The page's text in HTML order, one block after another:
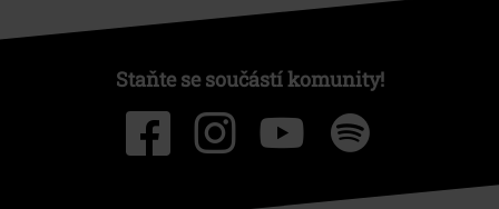
Staňte se součástí komunity!